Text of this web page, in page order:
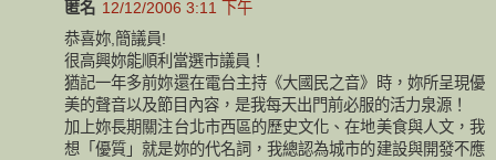
匿名 12/12/2006 3:11 下午
恭喜妳,簡議員!
很高興妳能順利當選市議員！
猶記一年多前妳還在電台主持《大國民之音》時，妳所呈現優
美的聲音以及節目內容，是我每天出門前必服的活力泉源！
加上妳長期關注台北市西區的歷史文化、在地美食與人文，我
想「優質」就是妳的代名詞，我總認為城市的建設與開發不應